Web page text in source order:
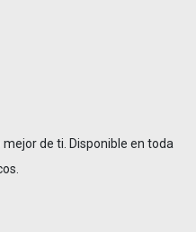
mejor de ti. Disponible en toda